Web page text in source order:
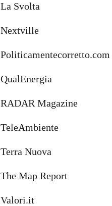
La Svolta
Nextville
Politicamentecorretto.com
QualEnergia
RADAR Magazine
TeleAmbiente
Terra Nuova
The Map Report
Valori.it